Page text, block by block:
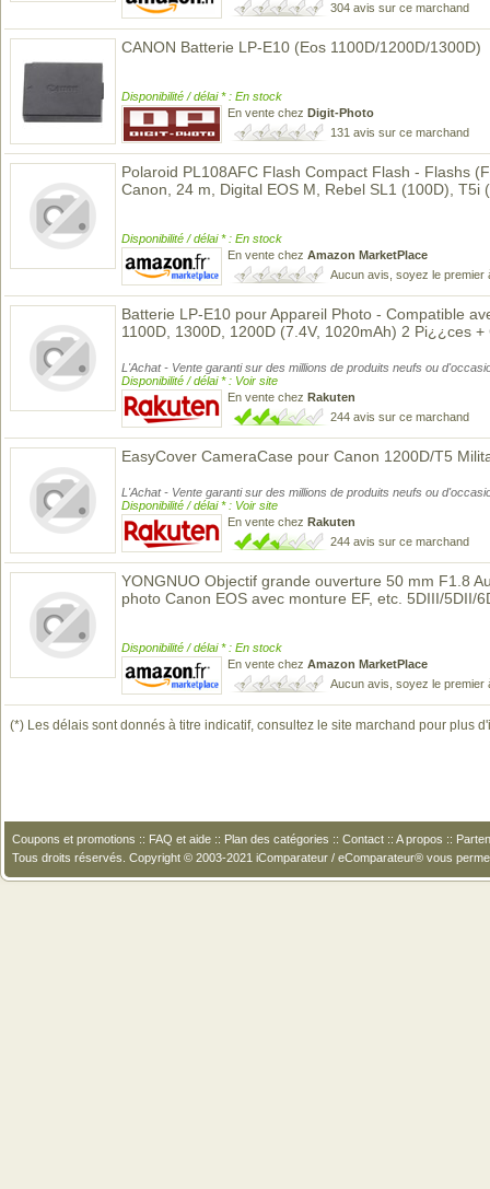
304 avis sur ce marchand
CANON Batterie LP-E10 (Eos 1100D/1200D/1300D)
Disponibilité / délai * : En stock
En vente chez Digit-Photo
131 avis sur ce marchand
Polaroid PL108AFC Flash Compact Flash - Flashs
Canon, 24 m, Digital EOS M, Rebel SL1 (100D), T5i
Disponibilité / délai * : En stock
En vente chez Amazon MarketPlace
Aucun avis, soyez le premier
Batterie LP-E10 pour Appareil Photo - Compatible
1100D, 1300D, 1200D (7.4V, 1020mAh) 2 Pi¿¿ces
L'Achat - Vente garanti sur des millions de produits neufs ou
Disponibilité / délai * : Voir site
En vente chez Rakuten
244 avis sur ce marchand
EasyCover CameraCase pour Canon 1200D/T5
L'Achat - Vente garanti sur des millions de produits neufs ou
Disponibilité / délai * : Voir site
En vente chez Rakuten
244 avis sur ce marchand
YONGNUO Objectif grande ouverture 50 mm F1.8
photo Canon EOS avec monture EF, etc. 5DIII/5DII/
Disponibilité / délai * : En stock
En vente chez Amazon MarketPlace
Aucun avis, soyez le premier
(*) Les délais sont donnés à titre indicatif, consultez le site marchand pour plus
Coupons et promotions :: FAQ et aide :: Plan des catégories :: Contact :: A propos ::
Tous droits réservés. Copyright © 2003-2021 iComparateur / eComparateur® vous